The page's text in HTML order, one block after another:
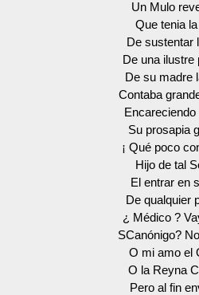
Un Mulo
Que tenia
De sustentar
De una ilustre
De su madre
Contaba
Su prosapia
¡ Qué poco
Hijo de tal
El entrar en
De qualquier
¿ Médico ?
SCanónigo?
O mi amo el
O la Reyna
Pero al fin